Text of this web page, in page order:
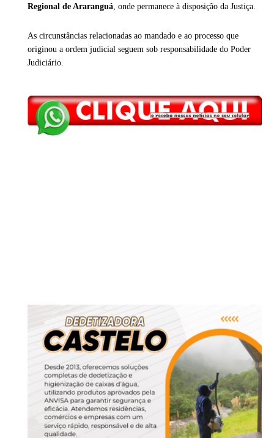
Regional de Araranguá, onde permanece à disposição da Justiça.
As circunstâncias relacionadas ao mandado e ao processo que
originou a ordem judicial seguem sob responsabilidade do Poder
Judiciário.